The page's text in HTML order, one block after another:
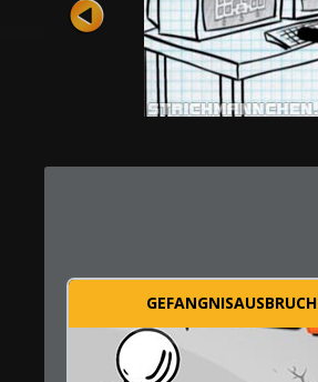
GEFANGNISAUSBRUCH